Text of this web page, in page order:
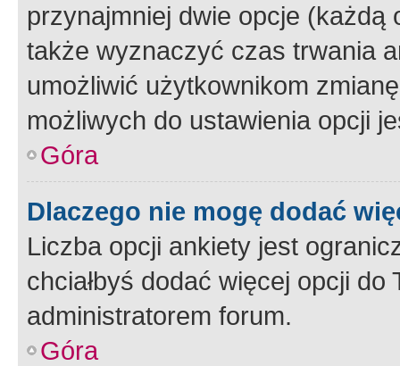
przynajmniej dwie opcje
także wyznaczyć czas trwania
umożliwić użytkownikom
możliwych do ustawienia opcji
Góra
Dlaczego nie mogę dodać
Liczba opcji ankiety jest
chciałbyś dodać więcej opcji
administratorem forum.
Góra